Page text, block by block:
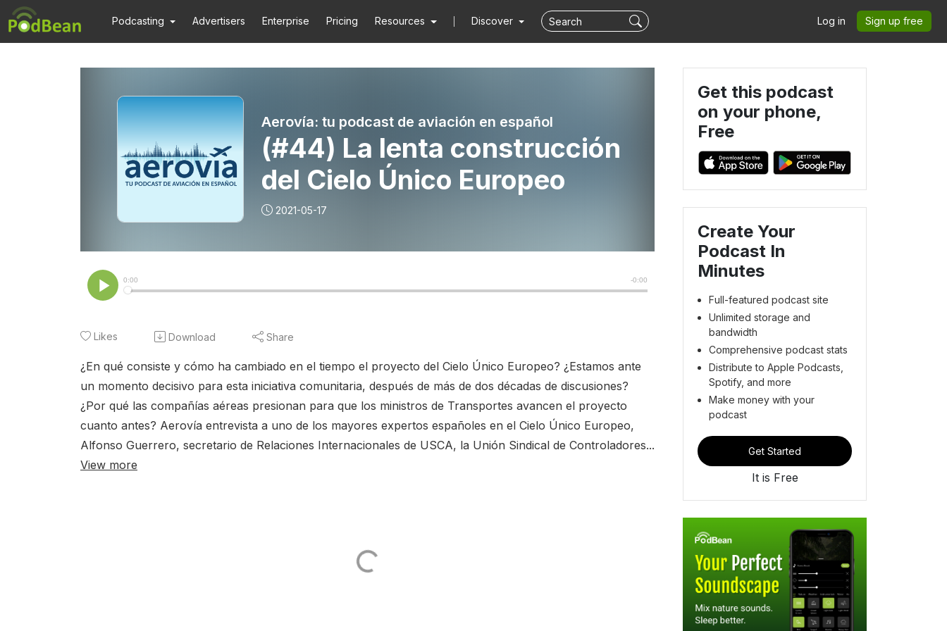
Podcasting Advertisers Enterprise Pricing Resources Discover Log in Sign up free
Aerovía: tu podcast de aviación en español
(#44) La lenta construcción
del Cielo Único Europeo
2021-05-17
Likes Download Share
¿En qué consiste y cómo ha cambiado en el tiempo el proyecto del Cielo Único Europeo? ¿Estamos ante
un momento decisivo para esta iniciativa comunitaria, después de más de dos décadas de discusiones?
¿Por qué las compañías aéreas presionan para que los ministros de Transportes avancen el proyecto
cuanto antes? Aerovía entrevista a uno de los mayores expertos españoles en el Cielo Único Europeo,
Alfonso Guerrero, secretario de Relaciones Internacionales de USCA, la Unión Sindical de Controladores...
View more
Get this podcast
on your phone,
Free
Create Your
Podcast In
Minutes
Full-featured podcast site
Unlimited storage and
bandwidth
Comprehensive podcast stats
Distribute to Apple Podcasts,
Spotify, and more
Make money with your
podcast
Get Started
It is Free